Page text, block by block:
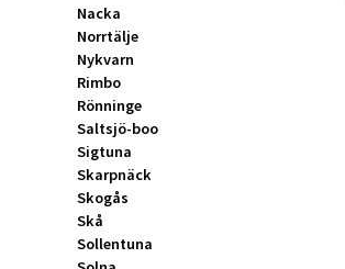
Nacka
Norrtälje
Nykvarn
Rimbo
Rönninge
Saltsjö-boo
Sigtuna
Skarpnäck
Skogås
Skå
Sollentuna